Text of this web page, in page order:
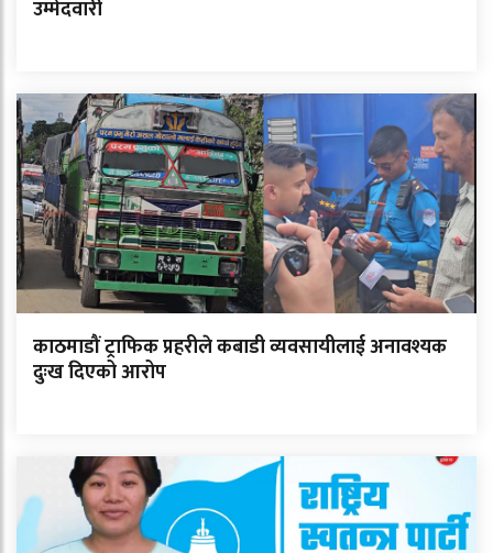
उम्मेदवारी
काठमाडौं ट्राफिक प्रहरीले कबाडी व्यवसायीलाई अनावश्यक
दुःख दिएको आरोप